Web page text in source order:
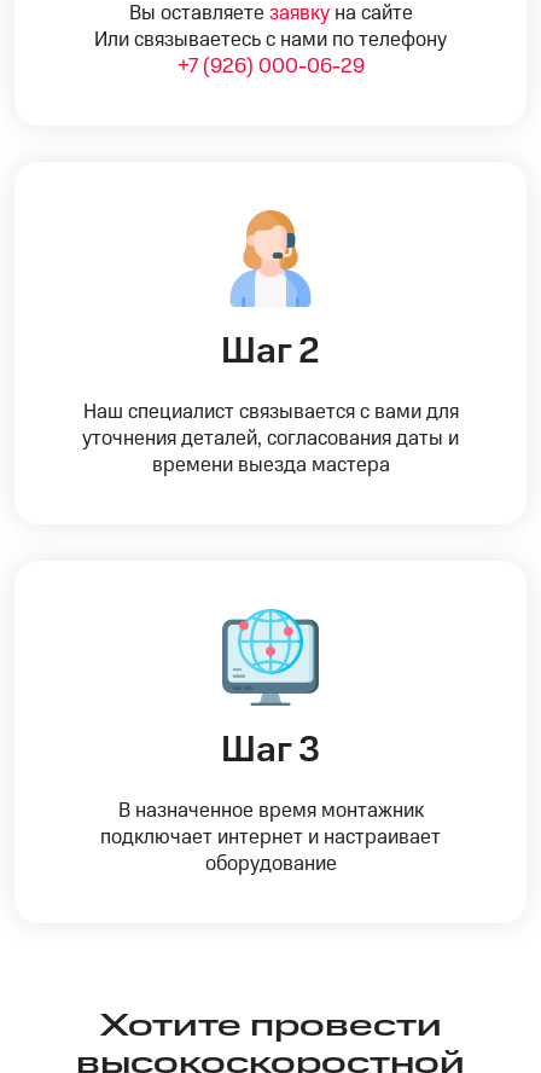
Вы оставляете заявкуна сайте
Или связываетесь с нами по телефону
+7 (926) 000-06-29
Шаг 2
Наш специалист связывается с вами для
уточнения деталей, согласования даты и
времени выезда мастера
Шаг 3
В назначенное время монтажник
подключает интернет и настраивает
оборудование
Хотите провести
высокоскоростной